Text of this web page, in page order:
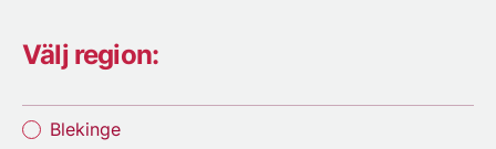
Välj region:
Blekinge